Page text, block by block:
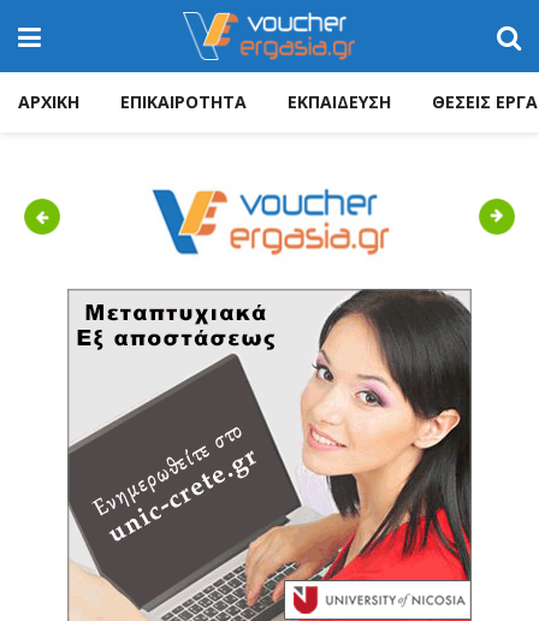
ΑΡΧΙΚΗ ΕΠΙΚΑΙΡΟΤΗΤΑ ΕΚΠΑΙΔΕΥΣΗ ΘΕΣΕΙΣ
Previous Next